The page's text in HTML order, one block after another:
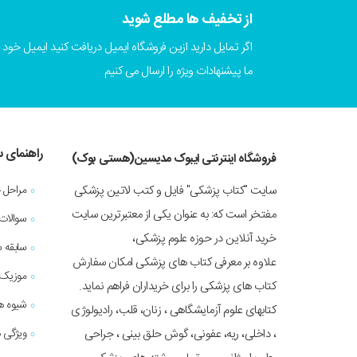
از تخفیف ها مطلع شوید
اگر تمایل دارید ازین فروشگاه ایمیل دریافت کنید ایمیل خود
ما پیشنهادات ویژه را ارسال می کنیم
فروشگاه اینترنتی ایبوک مدیسین(هستی بوک)
سایت "کتاب پزشکی" فایل و کتب لاتین پزشکی
مفتخر است که: به عنوان یکی از معتبرترین سایت
خرید آنلاین در حوزه علوم پزشکی،
علاوه بر معرفی کتاب های پزشکی امکان سفارش
کتاب های پزشکی را برای خریداران فراهم نماید.
کتابهای علوم آزمایشگاهی ، زنان، قلب، رادیولوژی
، داخلی، ریه، عفونی، گوش حلق بینی ، جراحی
شیوه